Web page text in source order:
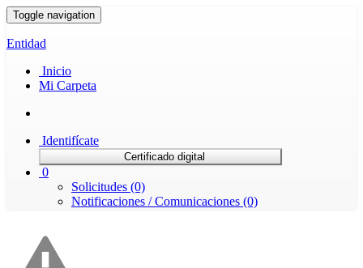
Toggle navigation
Entidad
Inicio
Mi Carpeta
Identifícate
Certificado digital
0
Solicitudes (0)
Notificaciones / Comunicaciones (0)